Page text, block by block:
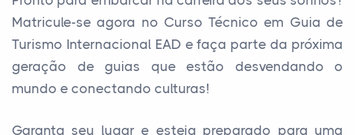
Matricule-se agora no Curso Técnico em Guia de
Turismo Internacional EAD e faça parte da próxima
geração de guias que estão desvendando o
mundo e conectando culturas!
Garanta seu lugar e esteja preparado para uma